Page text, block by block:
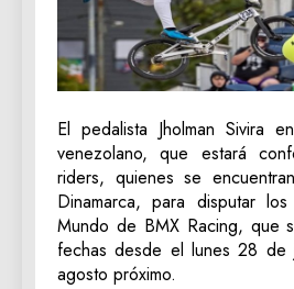
El pedalista Jholman Sivira
venezolano, que estará
riders, quienes se
Dinamarca, para disputar
Mundo de BMX Racing, que
fechas desde el lunes 28
agosto próximo.